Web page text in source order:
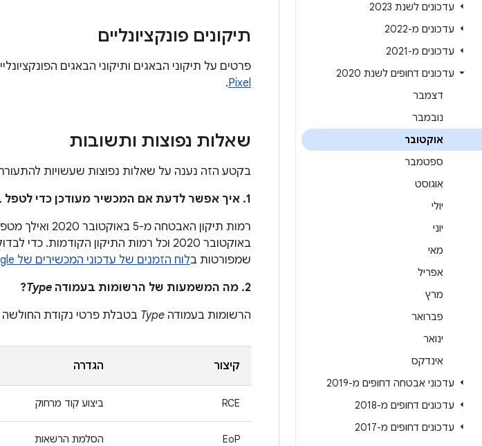
עדכונים לשנת 2023
עדכונים מ-2022
עדכונים מ-2021
עדכונים דחופים לשנת 2020
דצמבר
נובמבר
אוקטובר
ספטמבר
אוגוסט
יולי
יוני
מאי
אפריל
מרץ
פברואר
ינואר
אינדקס
עדכוני אבטחה דחופים מ-2019
עדכונים דחופים מ-2018
עדכונים דחופים מ-2017
תיקונים פונקציונליים
פרטים על תיקוני הבאגים ותיקוני הבאגים
Pixel
.
שאלות נפוצות ותשובות
בקטע הזה נענה על שאלות נפוצות שעשויות
1. איך אפשר לדעת אם המכשיר מעודכן כדי לטפל בבעיות האלה?
באוקטובר 2020 וכל רמות התיקון
שמפורטות בלוח הזמנים של עדכוני המכשירים של Google
2. מה המשמעות של הרשומות בעמודה
Type
?
הרשומות בעמודה Type בטבלת פרטי נקודת החולשה
קיצור הגדרה
RCE ביצוע קוד מרחוק
EoP הסלמת הרשאות